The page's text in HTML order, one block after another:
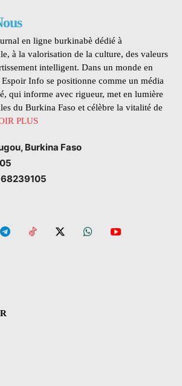
en ligne burkinabè dédié à
à la valorisation de la culture, des valeurs
intelligent. Dans un monde en
Info se positionne comme un média
qui informe avec rigueur, met en lumière
du Burkina Faso et célèbre la vitalité de
PLUS
Burkina Faso